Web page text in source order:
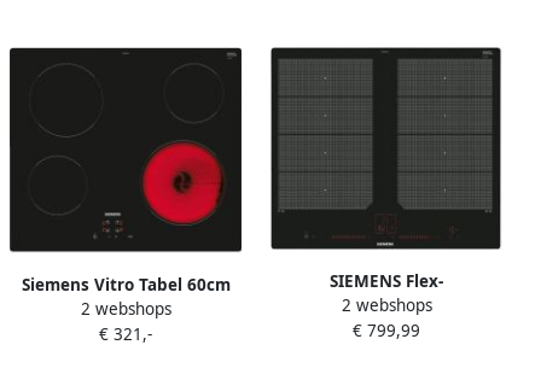
Kookplaten | ET645CEA1E
Siemens Vitro Tabel 60cm
ET61RBEB8E Type
commando: aan het voorste
2 webshops
€ 321,-
SIEMENS Flex-
inductiekookplaat van
SCHOTT CERAN EX601LXC1E
2 webshops
€ 799,99